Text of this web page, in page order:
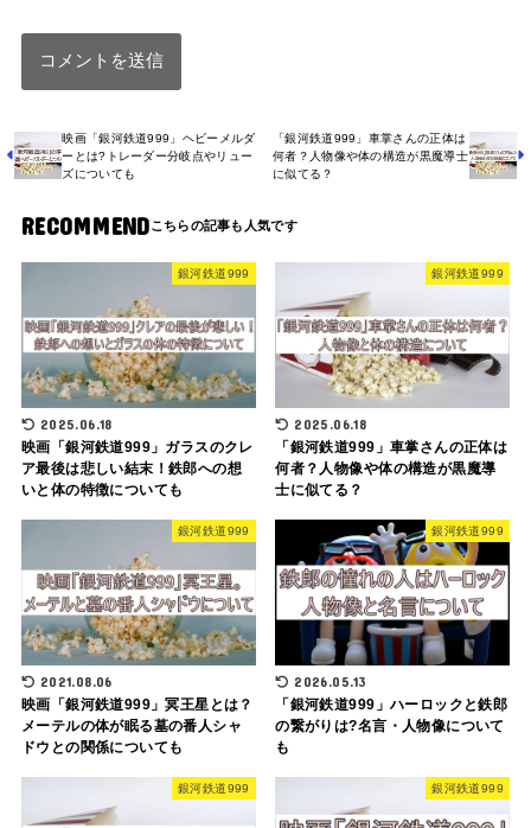
映画「銀河鉄道999」ヘビーメルダ
ーとは?トレーダー分岐点やリュー
ズについても
「銀河鉄道999」車掌さんの正体は
何者？人物像や体の構造が黒魔導士
に似てる？
RECOMMEND
銀河鉄道999
2025.06.18
映画「銀河鉄道999」ガラスのクレ
ア最後は悲しい結末！鉄郎への想
いと体の特徴についても
銀河鉄道999
2025.06.18
「銀河鉄道999」車掌さんの正体は
何者？人物像や体の構造が黒魔導
士に似てる？
銀河鉄道999
2021.08.06
映画「銀河鉄道999」冥王星とは？
メーテルの体が眠る墓の番人シャ
ドウとの関係についても
銀河鉄道999
2026.05.13
「銀河鉄道999」ハーロックと鉄郎
の繋がりは?名言・人物像について
も
銀河鉄道999 銀河鉄道999